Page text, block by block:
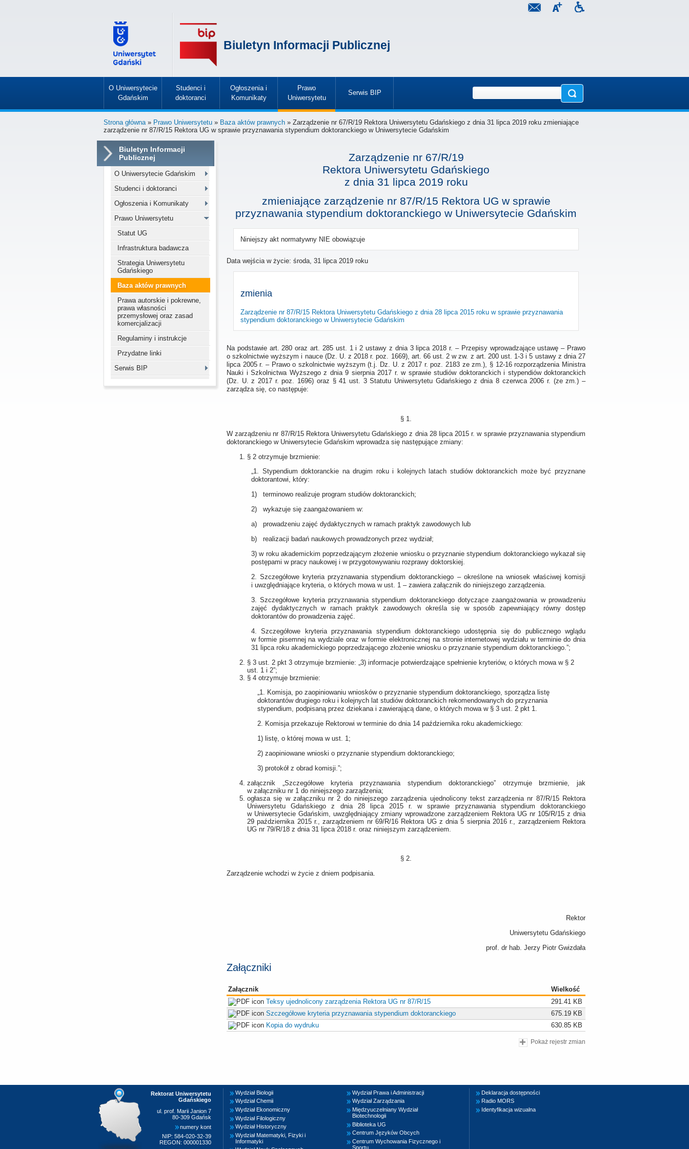
Biuletyn Informacji Publicznej
O Uniwersytecie
Gdańskim
»
Studenci i
doktoranci
»
Ogłoszenia i
Komunikaty
»
Prawo
Uniwersytetu
»
Serwis BIP
»
Strona główna» Prawo Uniwersytetu » Baza aktów prawnych » Zarządzenie nr 67/R/19 Rektora Uniwersytetu Gdańskiego z dnia 31 lipca 2019 roku zmieniające
zarządzenie nr 87/R/15 Rektora UG w sprawie przyznawania stypendium doktoranckiego w Uniwersytecie Gdańskim
Biuletyn Informacji
Publicznej
O Uniwersytecie Gdańskim
Studenci i doktoranci
Ogłoszenia i Komunikaty
Prawo Uniwersytetu
Statut UG
Infrastruktura badawcza
Strategia Uniwersytetu
Gdańskiego
Baza aktów prawnych
Prawa autorskie i pokrewne,
prawa własności
przemysłowej oraz zasad
komercjalizacji
Regulaminy i instrukcje
Przydatne linki
Serwis BIP
Zarządzenie nr 67/R/19
Rektora Uniwersytetu Gdańskiego
z dnia 31 lipca 2019 roku
zmieniające zarządzenie nr 87/R/15 Rektora UG w sprawie
przyznawania stypendium doktoranckiego w Uniwersytecie Gdańskim
Niniejszy akt normatywny NIE obowiązuje
Data wejścia w życie: środa, 31 lipca 2019 roku
zmienia
Zarządzenie nr 87/R/15 Rektora Uniwersytetu Gdańskiego z dnia 28 lipca 2015 roku w sprawie przyznawania
stypendium doktoranckiego w Uniwersytecie Gdańskim
Na podstawie art. 280 oraz art. 285 ust. 1 i 2 ustawy z dnia 3 lipca 2018 r. ‒ Przepisy wprowadzające ustawę ‒ Prawo
o szkolnictwie wyższym i nauce (Dz. U. z 2018 r. poz. 1669), art. 66 ust. 2 w zw. z art. 200 ust. 1-3 i 5 ustawy z dnia 27
lipca 2005 r. – Prawo o szkolnictwie wyższym (t.j. Dz. U. z 2017 r. poz. 2183 ze zm.), § 12-16 rozporządzenia Ministra
Nauki i Szkolnictwa Wyższego z dnia 9 sierpnia 2017 r. w sprawie studiów doktoranckich i stypendiów doktoranckich
(Dz. U. z 2017 r. poz. 1696) oraz § 41 ust. 3 Statutu Uniwersytetu Gdańskiego z dnia 8 czerwca 2006 r. (ze zm.) ‒
zarządza się, co następuje:
§ 1.
W zarządzeniu nr 87/R/15 Rektora Uniwersytetu Gdańskiego z dnia 28 lipca 2015 r. w sprawie przyznawania stypendium
doktoranckiego w Uniwersytecie Gdańskim wprowadza się następujące zmiany:
§ 2 otrzymuje brzmienie:
„1. Stypendium doktoranckie na drugim roku i kolejnych latach studiów doktoranckich może być przyznane
doktorantowi, który:
1) terminowo realizuje program studiów doktoranckich;
2) wykazuje się zaangażowaniem w:
a) prowadzeniu zajęć dydaktycznych w ramach praktyk zawodowych lub
b) realizacji badań naukowych prowadzonych przez wydział;
3) w roku akademickim poprzedzającym złożenie wniosku o przyznanie stypendium doktoranckiego wykazał się
postępami w pracy naukowej i w przygotowywaniu rozprawy doktorskiej.
2. Szczegółowe kryteria przyznawania stypendium doktoranckiego – określone na wniosek właściwej komisji
i uwzględniające kryteria, o których mowa w ust. 1 – zawiera załącznik do niniejszego zarządzenia.
3. Szczegółowe kryteria przyznawania stypendium doktoranckiego dotyczące zaangażowania w prowadzeniu
zajęć dydaktycznych w ramach praktyk zawodowych określa się w sposób zapewniający równy dostęp
doktorantów do prowadzenia zajęć.
4. Szczegółowe kryteria przyznawania stypendium doktoranckiego udostępnia się do publicznego wglądu
w formie pisemnej na wydziale oraz w formie elektronicznej na stronie internetowej wydziału w terminie do dnia
31 lipca roku akademickiego poprzedzającego złożenie wniosku o przyznanie stypendium doktoranckiego.”;
§ 3 ust. 2 pkt 3 otrzymuje brzmienie: „3) informacje potwierdzające spełnienie kryteriów, o których mowa w § 2
ust. 1 i 2”;
§ 4 otrzymuje brzmienie:
„1. Komisja, po zaopiniowaniu wniosków o przyznanie stypendium doktoranckiego, sporządza listę
doktorantów drugiego roku i kolejnych lat studiów doktoranckich rekomendowanych do przyznania
stypendium, podpisaną przez dziekana i zawierającą dane, o których mowa w § 3 ust. 2 pkt 1.
2. Komisja przekazuje Rektorowi w terminie do dnia 14 października roku akademickiego:
1) listę, o której mowa w ust. 1;
2) zaopiniowane wnioski o przyznanie stypendium doktoranckiego;
3) protokół z obrad komisji.”;
załącznik „Szczegółowe kryteria przyznawania stypendium doktoranckiego” otrzymuje brzmienie, jak
w załączniku nr 1 do niniejszego zarządzenia;
ogłasza się w załączniku nr 2 do niniejszego zarządzenia ujednolicony tekst zarządzenia nr 87/R/15 Rektora
Uniwersytetu Gdańskiego z dnia 28 lipca 2015 r. w sprawie przyznawania stypendium doktoranckiego
w Uniwersytecie Gdańskim, uwzględniający zmiany wprowadzone zarządzeniem Rektora UG nr 105/R/15 z dnia
29 października 2015 r., zarządzeniem nr 69/R/16 Rektora UG z dnia 5 sierpnia 2016 r., zarządzeniem Rektora
UG nr 79/R/18 z dnia 31 lipca 2018 r. oraz niniejszym zarządzeniem.
§ 2.
Zarządzenie wchodzi w życie z dniem podpisania.
Rektor
Uniwersytetu Gdańskiego
prof. dr hab. Jerzy Piotr Gwizdała
Załączniki
Załącznik
Wielkość
Teksy ujednolicony zarządzenia Rektora UG nr 87/R/15
291.41 KB
Szczegółowe kryteria przyznawania stypendium doktoranckiego
675.19 KB
Kopia do wydruku
630.85 KB
Pokaż rejestr zmian
Rektorat Uniwersytetu
Gdańskiego
ul. prof. Marii Janion 7
80-309 Gdańsk
numery kont
NIP: 584-020-32-39
REGON: 000001330
Wydział Biologii
Wydział Chemii
Wydział Ekonomiczny
Wydział Filologiczny
Wydział Historyczny
Wydział Matematyki, Fizyki i
Informatyki
Wydział Prawa i Administracji
Wydział Zarządzania
Międzyuczelniany Wydział
Biotechnologii
Biblioteka UG
Centrum Języków Obcych
Centrum Wychowania Fizycznego i
Sportu
Deklaracja dostępności
Radio MORS
Identyfikacja wizualna